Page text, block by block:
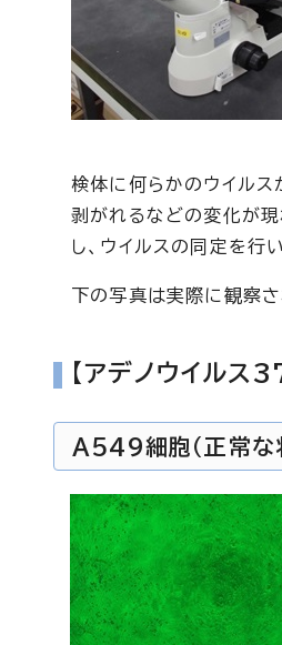
検体に何らかのウイルス
剥がれるなどの変化が現
し、ウイルスの同定を行
下の写真は実際に観察
【アデノウイルス
A549細胞（正常な